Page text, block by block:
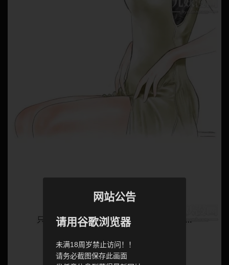
网站公告
请用谷歌浏览器
未满18周岁禁止访问！！
请务必截图保存此画面